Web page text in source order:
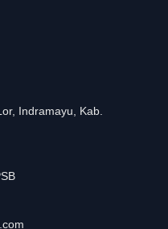
Indramayu, Kab.